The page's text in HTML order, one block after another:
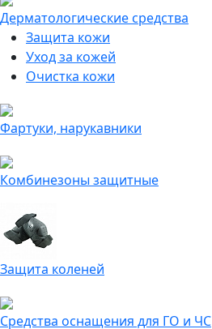
Дерматологические средства
Защита кожи
Уход за кожей
Очистка кожи
Фартуки, нарукавники
Комбинезоны защитные
Защита коленей
Средства оснащения для ГО и ЧС